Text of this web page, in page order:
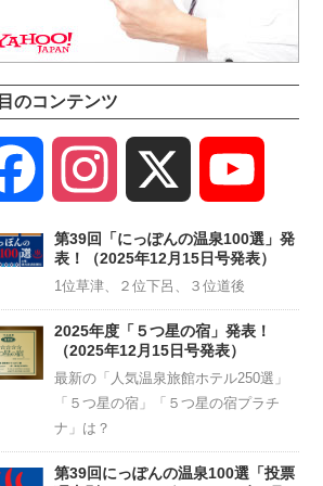
のコンテンツ
Facebook Instagram
Channel
第39回「にっぽんの温泉100選」発
表！（2025年12月15日号発表）
1位草津、２位下呂、３位道後
2025年度「５つ星の宿」発表！
（2025年12月15日号発表）
最新の「人気温泉旅館ホテル250選」
「５つ星の宿」「５つ星の宿プラチ
ナ」は？
第39回にっぽんの温泉100選「投票